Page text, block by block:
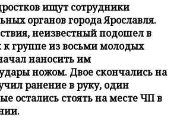
ищут сотрудники
органов города Ярославля.
неизвестный подошел в
к группе из восьми молодых
наносить им
ножом. Двое скончались на
ранение в руку, один
остались стоять на месте ЧП в